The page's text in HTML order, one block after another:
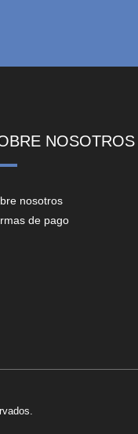
NOSOTROS
nosotros
de pago